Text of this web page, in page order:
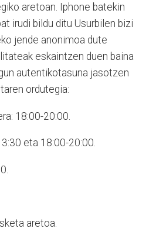
aretoan. Iphone batekin
irudi bildu ditu Usurbilen bizi
jende anonimoa dute
eskaintzen duen baina
autentikotasuna jasotzen
ordutegia:
18:00-20:00.
eta 18:00-20:00.
aretoa.